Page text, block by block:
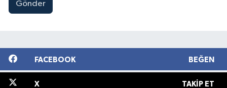
Gönder
FACEBOOK BEĞEN
X TAKIP ET